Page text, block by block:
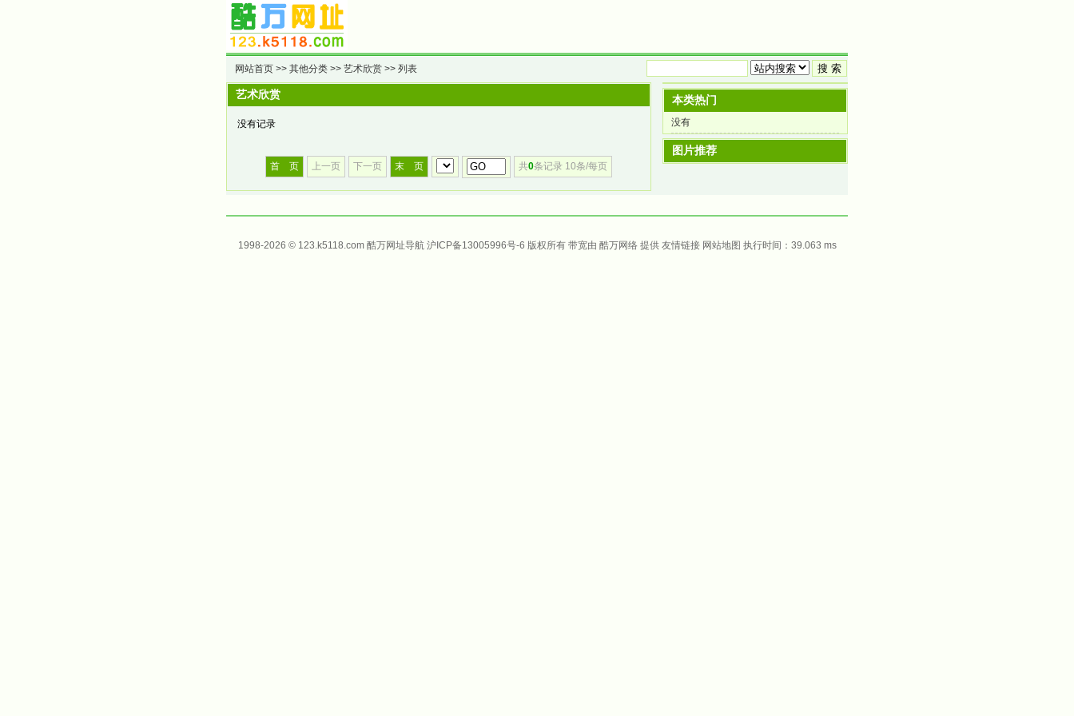
网站首页 >> 其他分类 >> 艺术欣赏 >> 列表
艺术欣赏
没有记录
首 页 上一页 下一页 末 页 共0条记录 10条/每页
本类热门
没有
图片推荐
1998-2026 © 123.k5118.com 酷万网址导航 沪ICP备13005996号-6 版权所有 带宽由 酷万网络提供 友情链接 网站地图 执行时间：39.063 ms